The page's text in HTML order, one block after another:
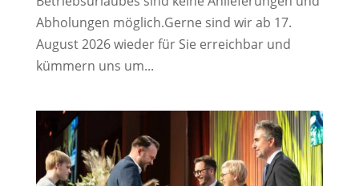
Abholungen möglich.Gerne sind wir ab 17.
August 2026 wieder für Sie erreichbar und
kümmern uns um...